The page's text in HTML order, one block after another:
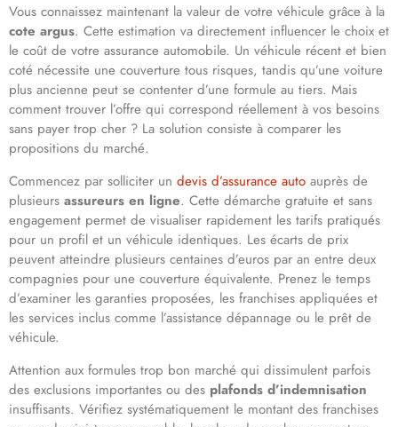
Vous connaissez maintenant la valeur de votre véhicule grâce à la
cote argus. Cette estimation va directement influencer le choix et
le coût de votre assurance automobile. Un véhicule récent et bien
coté nécessite une couverture tous risques, tandis qu’une voiture
plus ancienne peut se contenter d’une formule au tiers. Mais
comment trouver l’offre qui correspond réellement à vos besoins
sans payer trop cher ? La solution consiste à comparer les
propositions du marché.
Commencez par solliciter un devis d’assurance auto auprès de
plusieurs assureurs en ligne. Cette démarche gratuite et sans
engagement permet de visualiser rapidement les tarifs pratiqués
pour un profil et un véhicule identiques. Les écarts de prix
peuvent atteindre plusieurs centaines d’euros par an entre deux
compagnies pour une couverture équivalente. Prenez le temps
d’examiner les garanties proposées, les franchises appliquées et
les services inclus comme l’assistance dépannage ou le prêt de
véhicule.
Attention aux formules trop bon marché qui dissimulent parfois
des exclusions importantes ou des plafonds d’indemnisation
insuffisants. Vérifiez systématiquement le montant des franchises